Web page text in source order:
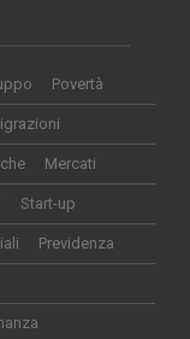
Povertà
Mercati
Start-up
Previdenza